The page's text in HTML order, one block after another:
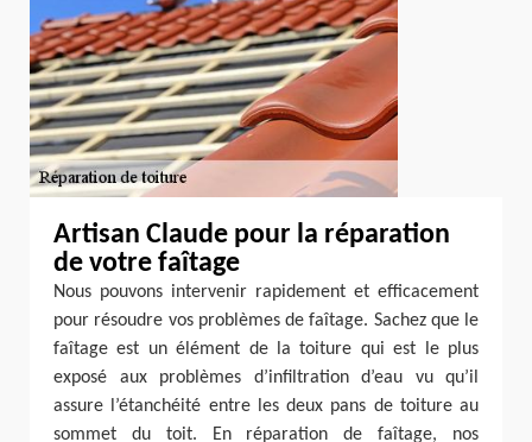
Artisan Claude pour la réparation
de votre faîtage
Nous pouvons intervenir rapidement et efficacement
pour résoudre vos problèmes de faîtage. Sachez que le
faîtage est un élément de la toiture qui est le plus
exposé aux problèmes d’infiltration d’eau vu qu’il
assure l’étanchéité entre les deux pans de toiture au
sommet du toit. En réparation de faîtage, nos